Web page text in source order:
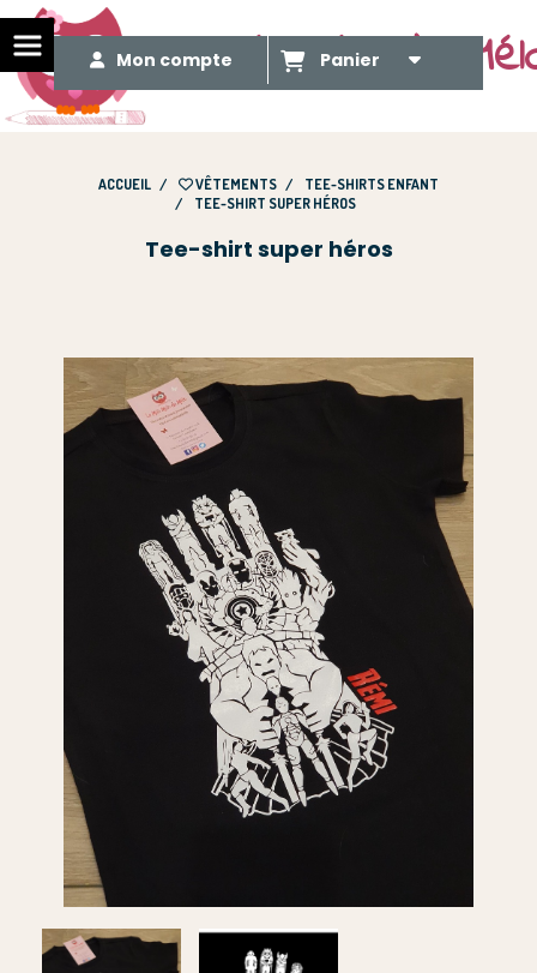
Le Méli Mélo de
Mon compte Panier
ACCUEIL VÊTEMENTS
TEE-SHIRTS ENFANT
TEE-SHIRT SUPER HÉROS
Tee-shirt super héros